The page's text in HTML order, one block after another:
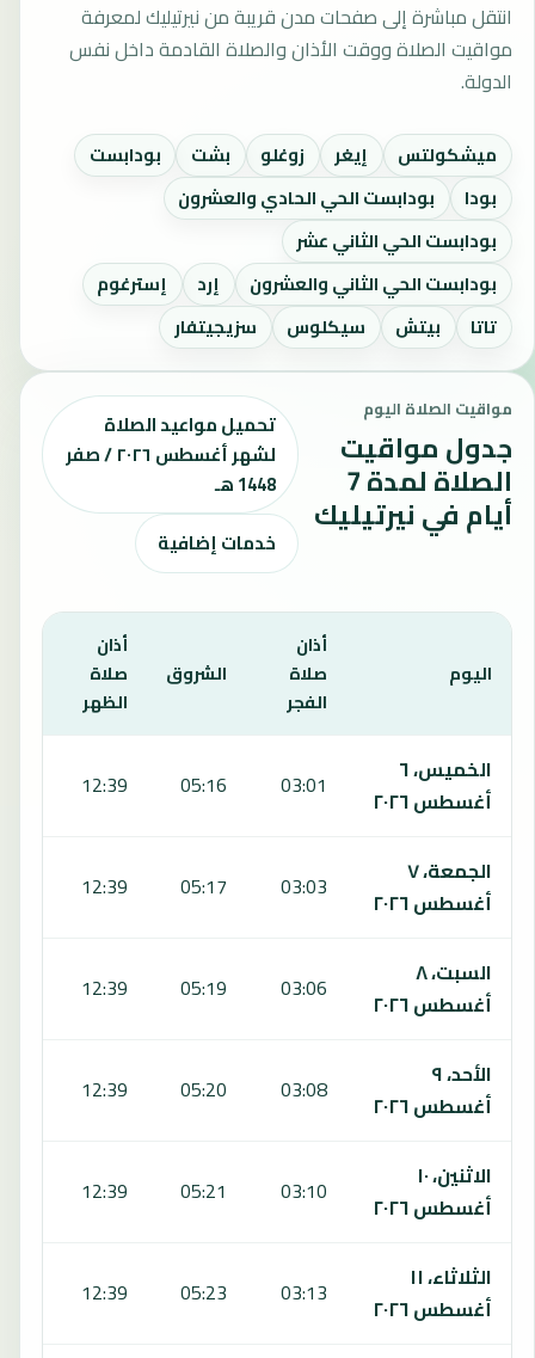
انتقل مباشرة إلى صفحات مدن قريبة من نيرتيليك لمعرفة
مواقيت الصلاة ووقت الأذان والصلاة القادمة داخل نفس
الدولة.
ميشكولتس إيغر زوغلو بشت
بودابست
بودا
بودابست الحي الحادي والعشرون
بودابست الحي الثاني عشر
بودابست الحي الثاني والعشرون
إرد
إسترغوم
تاتا
بيتش سيكلوس سزيجيتفار
مواقيت الصلاة اليوم
جدول مواقيت
الصلاة لمدة 7
أيام في نيرتيليك
تحميل مواعيد الصلاة
لشهر أغسطس ٢٠٢٦ / صفر
1448 هـ
خدمات إضافية
اليوم
أذان
صلاة
الفجر
الشروق
أذان
صلاة
الظهر
الخميس، ٦
أغسطس ٢٠٢٦
03:01
05:16
12:39
الجمعة، ٧
أغسطس ٢٠٢٦
03:03
05:17
12:39
السبت، ٨
أغسطس ٢٠٢٦
03:06
05:19
12:39
الأحد، ٩
أغسطس ٢٠٢٦
03:08
05:20
12:39
الاثنين، ١٠
أغسطس ٢٠٢٦
03:10
05:21
12:39
الثلاثاء، ١١
أغسطس ٢٠٢٦
03:13
05:23
12:39